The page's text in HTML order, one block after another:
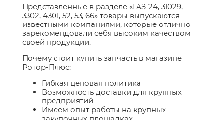
Представленные в разделе «ГАЗ 24, 31029,
3302, 4301, 52, 53, 66» товары выпускаются
известными компаниями, которые отлично
зарекомендовали себя высоким качеством
своей продукции.
Почему стоит купить запчасть в магазине
Ротор-Плюс:
Гибкая ценовая политика
Возможность доставки для крупных
предприятий
Имеем опыт работы на крупных